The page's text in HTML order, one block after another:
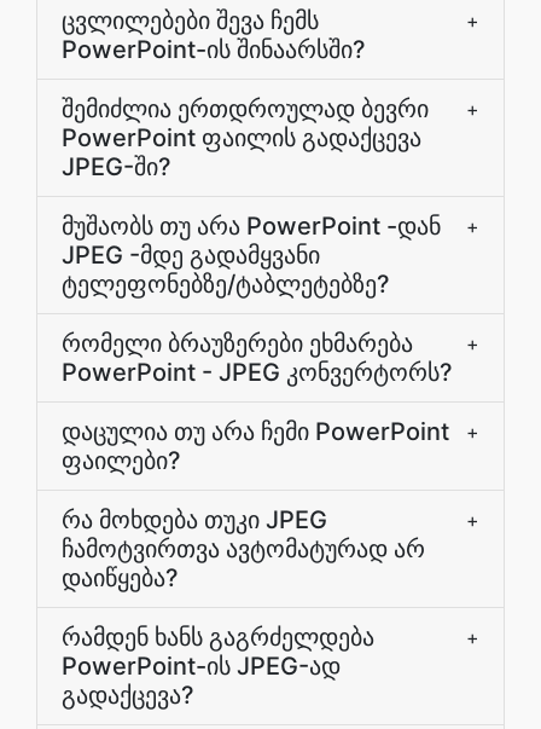
ცვლილებები შევა ჩემს
PowerPoint-ის შინაარსში?
+
შემიძლია ერთდროულად ბევრი
PowerPoint ფაილის გადაქცევა
JPEG-ში?
+
მუშაობს თუ არა PowerPoint -დან
JPEG -მდე გადამყვანი
ტელეფონებზე/ტაბლეტებზე?
+
რომელი ბრაუზერები ეხმარება
PowerPoint - JPEG კონვერტორს?
+
დაცულია თუ არა ჩემი PowerPoint
ფაილები?
+
რა მოხდება თუკი JPEG
ჩამოტვირთვა ავტომატურად არ
დაიწყება?
+
რამდენ ხანს გაგრძელდება
PowerPoint-ის JPEG-ად
გადაქცევა?
+